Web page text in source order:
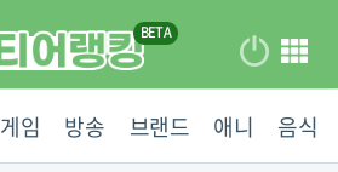
게임 방송 브랜드 애니 음식